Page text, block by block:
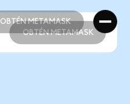
OBTÉN METAMASK
OBTÉN METAMASK
OBTÉN METAMASK